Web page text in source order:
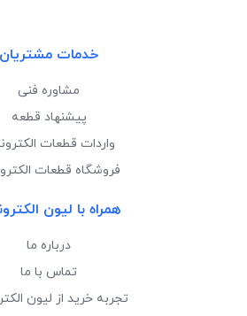
خدمات مشتریان
مشاوره فنی
پیشنهاد قطعه
واردات قطعات
فروشگاه قطعات
همراه با لیون
درباره ما
تماس با ما
تجربه خرید از لیون